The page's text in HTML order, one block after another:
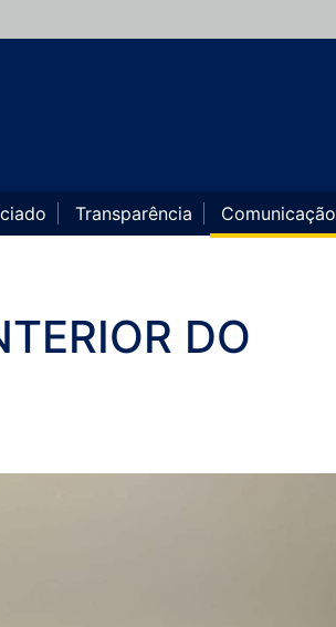
Transparência Comunicação
DO